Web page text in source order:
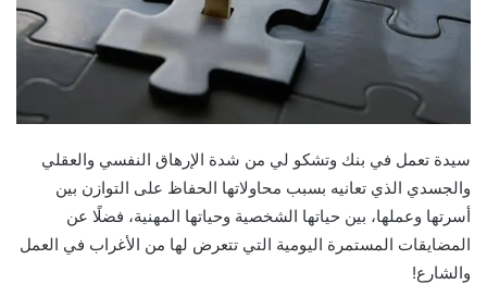
سيدة تعمل في بنك وتشكو لي من شدة الإرهاق النفسي والعقلي
والجسدي الذي تعانيه بسبب محاولاتها الحفاظ على التوازن بين
أسرتها وعملها، بين حياتها الشخصية وحياتها المهنية، فضلًا عن
المضايقات المستمرة اليومية التي تتعرض لها من الأغراب في العمل
والشارع!